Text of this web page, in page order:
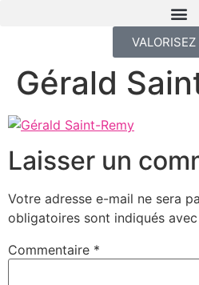
Gérald
Laisser un
Votre adresse e-mail ne sera
obligatoires sont indiqués avec
Commentaire *